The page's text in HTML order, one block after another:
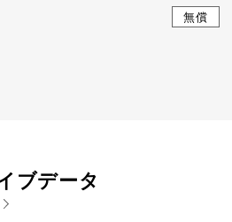
無償
ブデータ